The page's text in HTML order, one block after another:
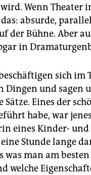
Wenn Theater
absurde,
der Bühne. Aber
in
sich im
Dingen und sagen
Sätze. Eines der
habe, war
eines Kinder- und
Stunde lange
was man am
welche